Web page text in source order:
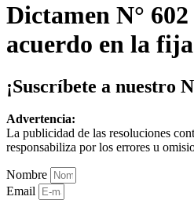
Dictamen N°
acuerdo en la
¡Suscríbete a nuestro
Advertencia:
La publicidad de las resoluciones
responsabiliza por los errores u
Nombre
Email